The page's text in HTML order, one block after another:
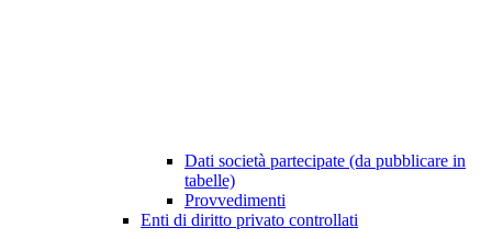
Dati società partecipate (da pubblicare in
tabelle)
Provvedimenti
Enti di diritto privato controllati